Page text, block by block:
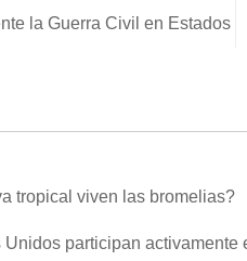
la Guerra Civil en Estados
tropical viven las bromelias?
participan activamente